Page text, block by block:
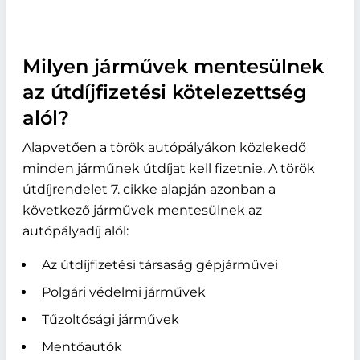
Milyen járművek mentesülnek
az útdíjfizetési kötelezettség
alól?
Alapvetően a török autópályákon közlekedő
minden járműnek útdíjat kell fizetnie. A török
útdíjrendelet 7. cikke alapján azonban a
következő járművek mentesülnek az
autópályadíj alól:
Az útdíjfizetési társaság gépjárművei
Polgári védelmi járművek
Tűzoltósági járművek
Mentőautók